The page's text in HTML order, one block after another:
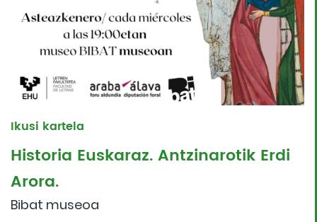
Ikusi kartela
Historia Euskaraz. Antzinarotik Erdi
Arora.
Bibat museoa